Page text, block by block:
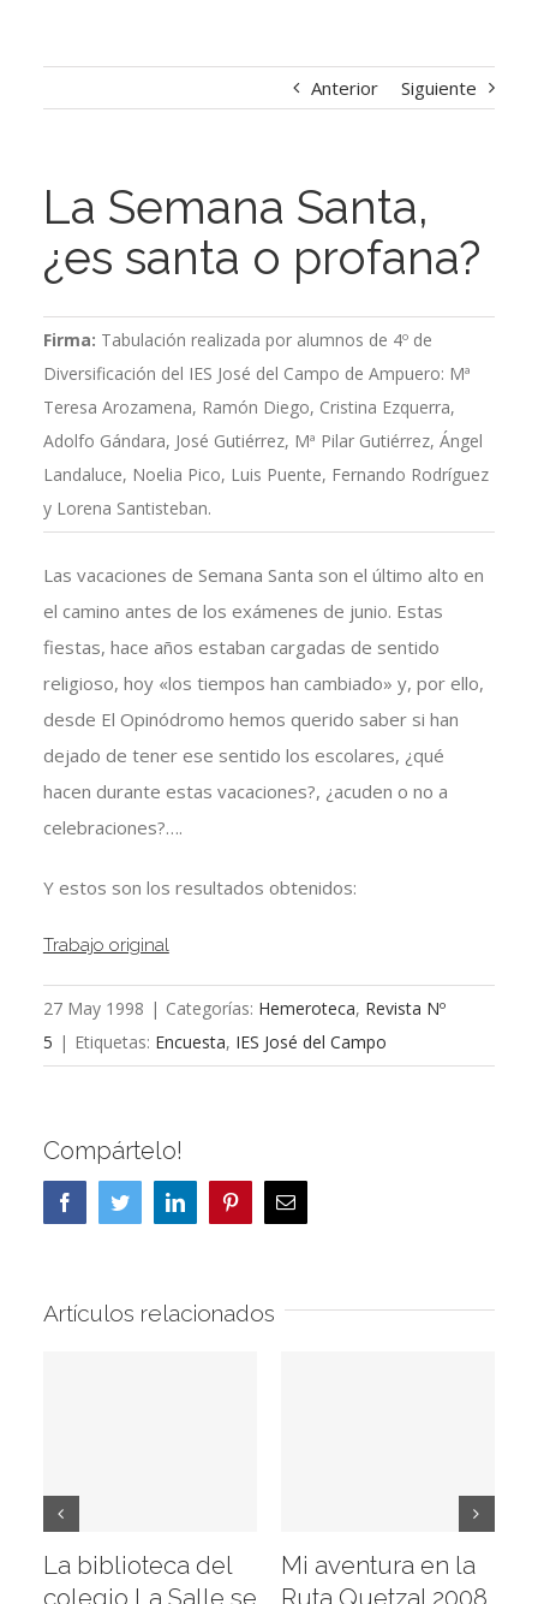
Anterior Siguiente
La Semana Santa,
¿es santa o profana?
Firma: Tabulación realizada por alumnos de 4º de
Diversificación del IES José del Campo de Ampuero: Mª
Teresa Arozamena, Ramón Diego, Cristina Ezquerra,
Adolfo Gándara, José Gutiérrez, Mª Pilar Gutiérrez, Ángel
Landaluce, Noelia Pico, Luis Puente, Fernando Rodríguez
y Lorena Santisteban.
Las vacaciones de Semana Santa son el último alto en
el camino antes de los exámenes de junio. Estas
fiestas, hace años estaban cargadas de sentido
religioso, hoy «los tiempos han cambiado» y, por ello,
desde El Opinódromo hemos querido saber si han
dejado de tener ese sentido los escolares, ¿qué
hacen durante estas vacaciones?, ¿acuden o no a
celebraciones?….
Y estos son los resultados obtenidos:
Trabajo original
27 May 1998 | Categorías: Hemeroteca, Revista Nº
5 | Etiquetas: Encuesta, IES José del Campo
Compártelo!
FacebookTwitterLinkedInPinterestCorreo
electrónico
Artículos relacionados
La biblioteca del
colegio La Salle se
Mi aventura en la
Ruta Quetzal 2008